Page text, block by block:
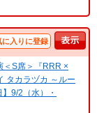
に入りに登録
S席＞『RRR ×
タカラヅカ ～ルー
9/2（水）・